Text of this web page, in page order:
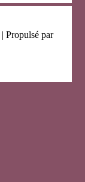
| Propulsé par